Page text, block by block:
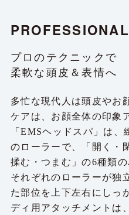
プロのテクニックで
柔軟な頭皮＆表情へ
多忙な現代人は頭皮やお
ケアは、お顔全体の印象
「EMSヘッドスパ」は
のローラーで、「開く・
揉む・つまむ」の6種類
それぞれのローラーが独
た部位を上下左右にしっ
ディ用アタッチメントは、